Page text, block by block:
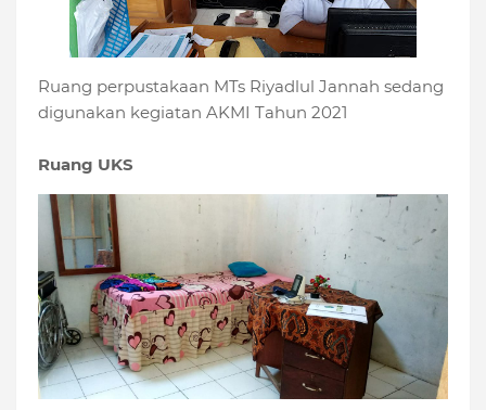
Ruang perpustakaan MTs Riyadlul Jannah sedang
digunakan kegiatan AKMI Tahun 2021
Ruang UKS